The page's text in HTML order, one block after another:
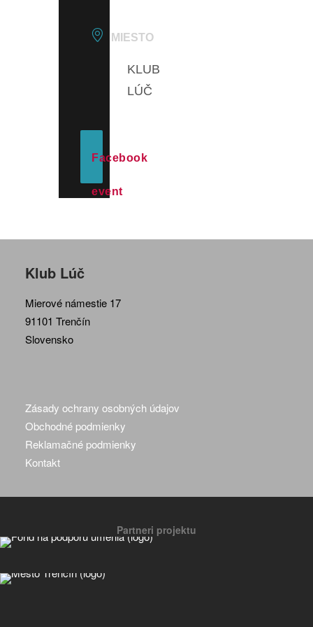
MIESTO
KLUB
LÚČ
Facebook
event
Klub Lúč
Mierové námestie 17
91101 Trenčín
Slovensko
Zásady ochrany osobných údajov
Obchodné podmienky
Reklamačné podmienky
Kontakt
Partneri projektu